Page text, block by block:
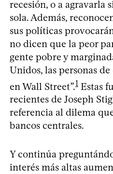
recesión, o a agravarla
sola. Además,
sus políticas
no dicen que la peor
gente pobre y
Unidos, las personas
en Wall Street”.1 Estas
recientes de Joseph
referencia al dilema
bancos centrales.
Y continúa
interés más altas